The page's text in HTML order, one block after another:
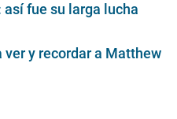
fue su larga lucha
y recordar a Matthew